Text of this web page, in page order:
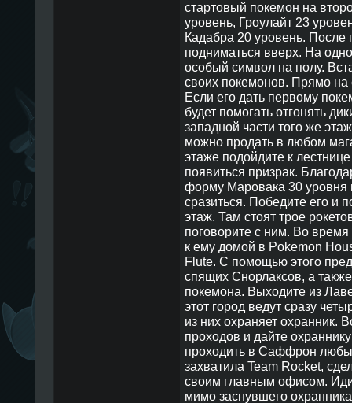
стартовый покемон на
уровень, Гроулайт 23
Кадабра 20 уровень.
подниматься вверх. На
особый символ на полу.
своих покемонов. Прямо
Если его дать первому
будет помогать отгонять
западной части того же
можно продать в любом
этаже подойдите к
появиться призрак.
форму Маровака 30
сразиться. Победите его и
этаж. Там стоят трое
поговорите с ним. Во
к ему домой в Pokemon
Flute. С помощью этого
спящих Снорлаксов, а
покемона. Выходите из
этот город ведут сразу
из них охраняет охранник.
проходов и дайте
проходить в Саффрон
захватила Team Rocket,
своим главным офисом.
мимо заснувшего